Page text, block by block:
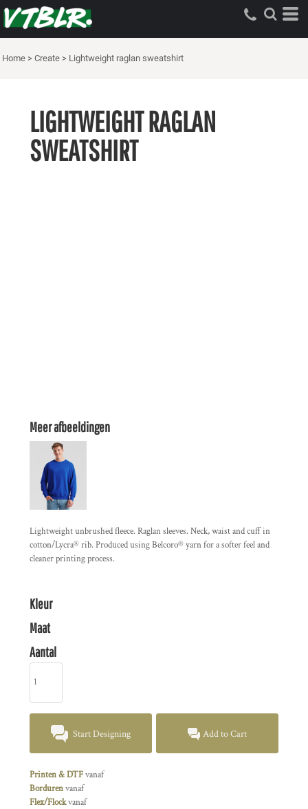
Home > Create > Lightweight raglan sweatshirt
LIGHTWEIGHT RAGLAN
SWEATSHIRT
Meer afbeeldingen
Lightweight unbrushed fleece. Raglan sleeves. Neck, waist and cuff in
cotton/Lycra® rib. Produced using Belcoro® yarn for a softer feel and
cleaner printing process.
Kleur
Maat
Aantal
Start Designing Add to Cart
Printen & DTFvanaf
Bordurenvanaf
Flex/Flockvanaf